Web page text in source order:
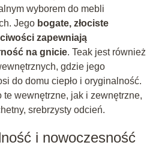
wyborem do mebli
Jego bogate, złociste
zapewniają
na gnicie. Teak jest również
gdzie jego
do domu ciepło i oryginalność.
te wewnętrzne, jak i zewnętrzne,
srebrzysty odcień.
i nowoczesność